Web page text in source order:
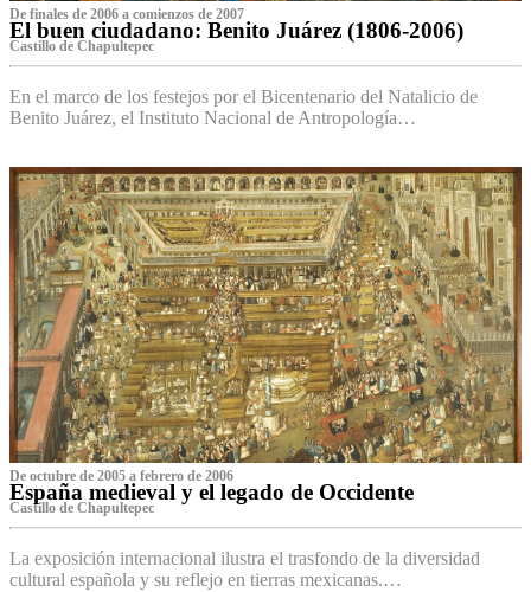
De finales de 2006 a comienzos de 2007
El buen ciudadano: Benito Juárez (1806-2006)
Castillo de Chapultepec
En el marco de los festejos por el Bicentenario del Natalicio de
Benito Juárez, el Instituto Nacional de Antropología…
De octubre de 2005 a febrero de 2006
España medieval y el legado de Occidente
Castillo de Chapultepec
La exposición internacional ilustra el trasfondo de la diversidad
cultural española y su reflejo en tierras mexicanas.…